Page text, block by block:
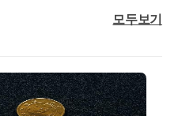
필요경비 차감하여 관
산정
필요경비 차감하여 관리
산정
모두보기